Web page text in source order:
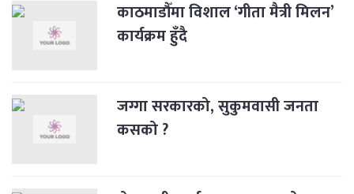
काठमाडौँमा विशाल ‘गीता मैत्री मिलन’
कार्यक्रम हुँदै
जग्गा सरकारको, सुकुमवासी जनता
कसको ?